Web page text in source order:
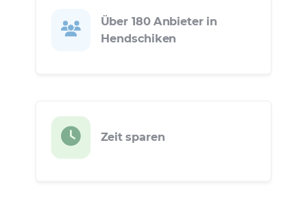
Über 180 Anbieter in
Hendschiken
Zeit sparen